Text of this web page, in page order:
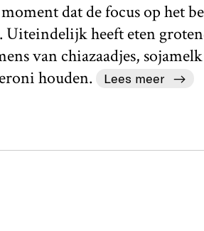
dat de focus op het
heeft eten
van chiazaadjes,
houden.
Lees meer